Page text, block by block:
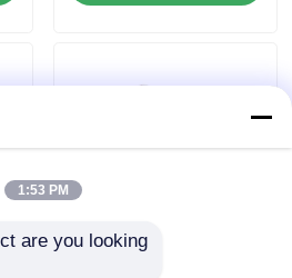
1:53 PM
are you looking